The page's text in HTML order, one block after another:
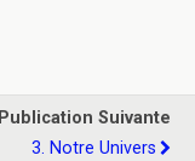
Publication Suivante
3. Notre Univers